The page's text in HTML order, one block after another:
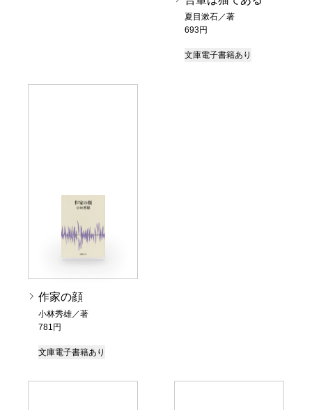
夏目漱石／著
693円
文庫電子書籍あり
作家の顔
小林秀雄／著
781円
文庫電子書籍あり